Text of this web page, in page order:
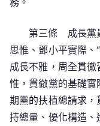
第三條 成長黨
思惟、鄧小平實際、
成長不雅，周全貫
惟，貫徹黨的基礎
期黨的扶植總請求
持總量、優化構造